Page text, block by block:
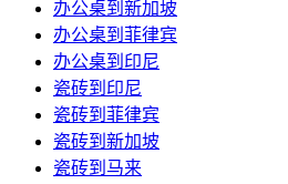
办公桌到新加坡
办公桌到菲律宾
办公桌到印尼
瓷砖到印尼
瓷砖到菲律宾
瓷砖到新加坡
瓷砖到马来